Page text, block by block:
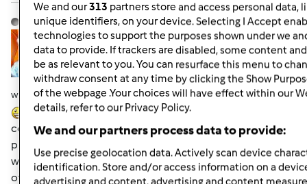
Hanna Gręda Dołączył : 24.08.2012
wt., 05/28/2013 - 07:34
#7
Dziewczyny jak się ma pecha to w drewnianym kościele
cegła na głowę spada.U mnie podobnie
na tydzień
przed wyjazdem skręciłam nogę w kostce. :O pogotowie i
wyrok usztywnienie na 3-tygodnie.
Ale furteczka się
otwiera
mam wybór gips albo stabilizator ,no to
We and our313 partners store and access personal data,
unique identifiers, on your device. Selecting I Accept
technologies to support the purposes shown under we
data to provide. If trackers are disabled, some content
be as relevant to you. You can resurface this menu to
withdraw consent at any time by clicking the Show
of the webpage .Your choices will have effect within our
details, refer to our Privacy Policy.
We and our partners process data to provide:
Use precise geolocation data. Actively scan device
identification. Store and/or access information on a